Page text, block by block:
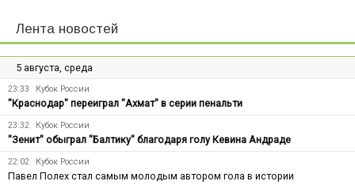
Лента новостей
5 августа, среда
23:33 Кубок России
"Краснодар" переиграл "Ахмат" в серии пенальти
23:32 Кубок России
"Зенит" обыграл "Балтику" благодаря голу Кевина Андраде
22:02 Кубок России
Павел Полех стал самым молодым автором гола в истории